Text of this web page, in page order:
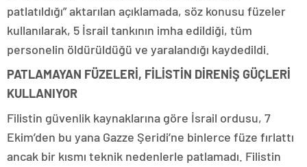
patlatıldığı” aktarılan açıklamada, söz konusu füzeler
kullanılarak, 5 İsrail tankının imha edildiği, tüm
personelin öldürüldüğü ve yaralandığı kaydedildi.
PATLAMAYAN FÜZELERİ, FİLİSTİN DİRENİŞ GÜÇLERİ
KULLANIYOR
Filistin güvenlik kaynaklarına göre İsrail ordusu, 7
Ekim’den bu yana Gazze Şeridi’ne binlerce füze fırlattı
ancak bir kısmı teknik nedenlerle patlamadı. Filistin